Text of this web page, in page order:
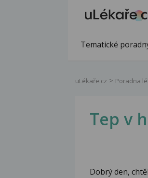
Tematické
uLékaře.cz Poradna
Tep v
Dobrý den,